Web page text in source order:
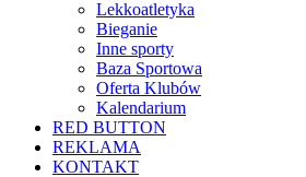
Lekkoatletyka
Bieganie
Inne sporty
Baza Sportowa
Oferta Klubów
Kalendarium
RED BUTTON
REKLAMA
KONTAKT